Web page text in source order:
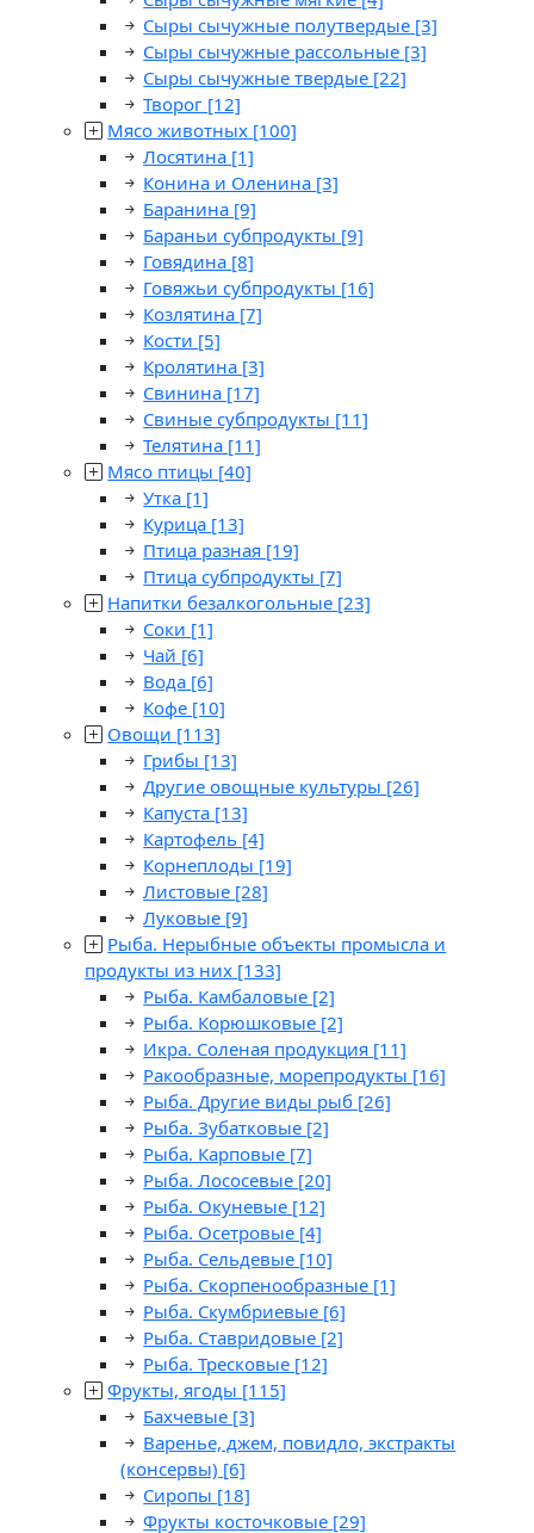
Сыры сычужные полутвердые [3]
Сыры сычужные рассольные [3]
Сыры сычужные твердые [22]
Творог [12]
Мясо животных [100]
Лосятина [1]
Конина и Оленина [3]
Баранина [9]
Бараньи субпродукты [9]
Говядина [8]
Говяжьи субпродукты [16]
Козлятина [7]
Кости [5]
Кролятина [3]
Свинина [17]
Свиные субпродукты [11]
Телятина [11]
Мясо птицы [40]
Утка [1]
Курица [13]
Птица разная [19]
Птица субпродукты [7]
Напитки безалкогольные [23]
Соки [1]
Чай [6]
Вода [6]
Кофе [10]
Овощи [113]
Грибы [13]
Другие овощные культуры [26]
Капуста [13]
Картофель [4]
Корнеплоды [19]
Листовые [28]
Луковые [9]
Рыба. Нерыбные объекты промысла и
продукты из них [133]
Рыба. Камбаловые [2]
Рыба. Корюшковые [2]
Икра. Соленая продукция [11]
Ракообразные, морепродукты [16]
Рыба. Другие виды рыб [26]
Рыба. Зубатковые [2]
Рыба. Карповые [7]
Рыба. Лососевые [20]
Рыба. Окуневые [12]
Рыба. Осетровые [4]
Рыба. Сельдевые [10]
Рыба. Скорпенообразные [1]
Рыба. Скумбриевые [6]
Рыба. Ставридовые [2]
Рыба. Тресковые [12]
Фрукты, ягоды [115]
Бахчевые [3]
Варенье, джем, повидло, экстракты
(консервы) [6]
Сиропы [18]
Фрукты косточковые [29]